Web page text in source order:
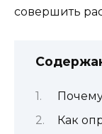
совершить
Как